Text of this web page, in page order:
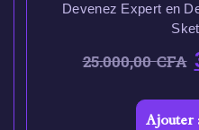
Devenez Expert en
25.000,00CFA
Ajouter